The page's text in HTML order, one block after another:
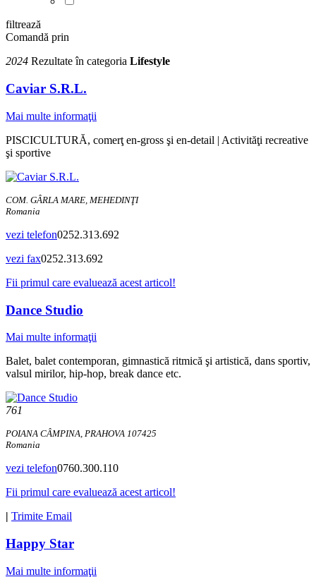
filtrează
Comandă prin
2024 Rezultate în categoria Lifestyle
Caviar S.R.L.
Mai multe informaţii
PISCICULTURĂ, comerţ en-gross şi en-detail | Activităţi recreative
şi sportive
COM. GÂRLA MARE, MEHEDINŢI
Romania
vezi telefon0252.313.692
vezi fax0252.313.692
Fii primul care evaluează acest articol!
Dance Studio
Mai multe informaţii
Balet, balet contemporan, gimnastică ritmică şi artistică, dans sportiv,
valsul mirilor, hip-hop, break dance etc.
761
POIANA CÂMPINA, PRAHOVA 107425
Romania
vezi telefon0760.300.110
Fii primul care evaluează acest articol!
| Trimite Email
Happy Star
Mai multe informaţii